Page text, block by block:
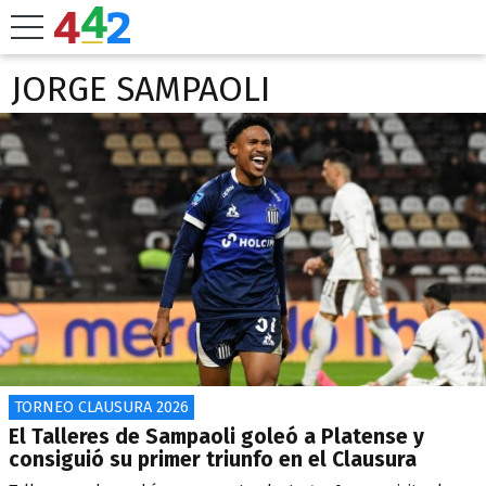
JORGE SAMPAOLI
TORNEO CLAUSURA 2026
El Talleres de Sampaoli goleó a Platense y
consiguió su primer triunfo en el Clausura